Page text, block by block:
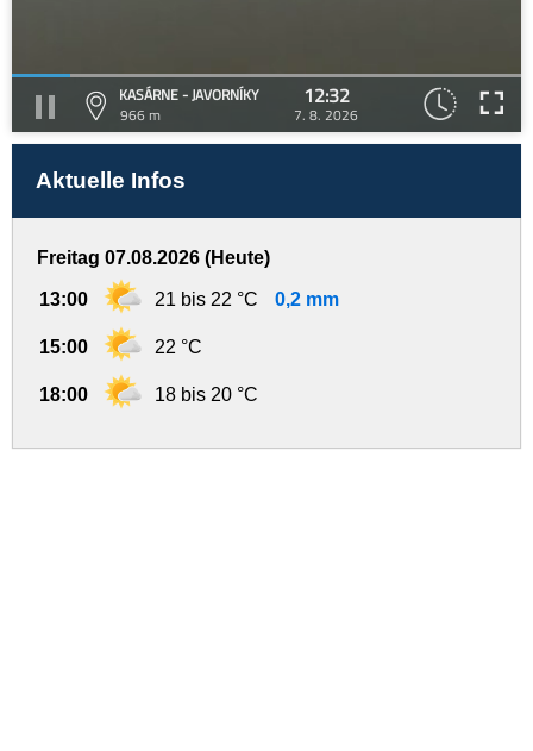
KASÁRNE - JAVORNÍKY
966 m
12:32
7. 8. 2026
Aktuelle Infos
Freitag 07.08.2026 (Heute)
13:00 21 bis 22 °C 0,2 mm
15:00 22 °C
18:00 18 bis 20 °C